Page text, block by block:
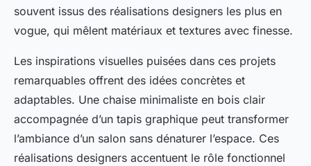
souvent issus des réalisations designers les plus en
vogue, qui mêlent matériaux et textures avec finesse.
Les inspirations visuelles puisées dans ces projets
remarquables offrent des idées concrètes et
adaptables. Une chaise minimaliste en bois clair
accompagnée d’un tapis graphique peut transformer
l’ambiance d’un salon sans dénaturer l’espace. Ces
réalisations designers accentuent le rôle fonctionnel